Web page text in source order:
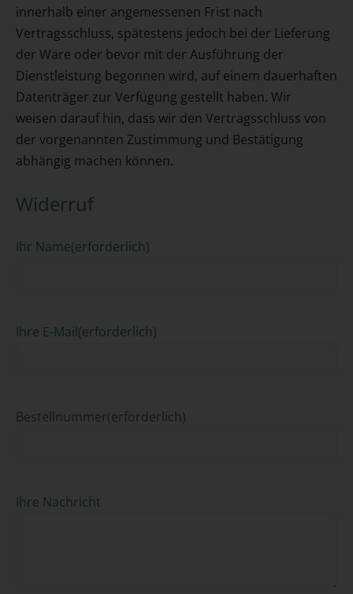
innerhalb einer angemessenen Frist nach
Vertragsschluss, spätestens jedoch bei der Lieferung
der Ware oder bevor mit der Ausführung der
Dienstleistung begonnen wird, auf einem dauerhaften
Datenträger zur Verfügung gestellt haben. Wir
weisen darauf hin, dass wir den Vertragsschluss von
der vorgenannten Zustimmung und Bestätigung
abhängig machen können.
Widerruf
Ihr Name(erforderlich)
Ihre E-Mail(erforderlich)
Bestellnummer(erforderlich)
Ihre Nachricht